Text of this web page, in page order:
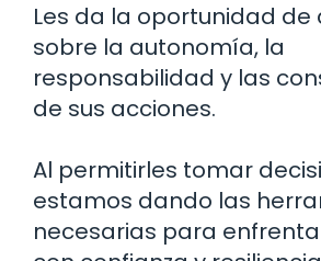
Les da la oportunidad
sobre la autonomía, la
responsabilidad y las
de sus acciones.
Al permitirles tomar
estamos dando las
necesarias para